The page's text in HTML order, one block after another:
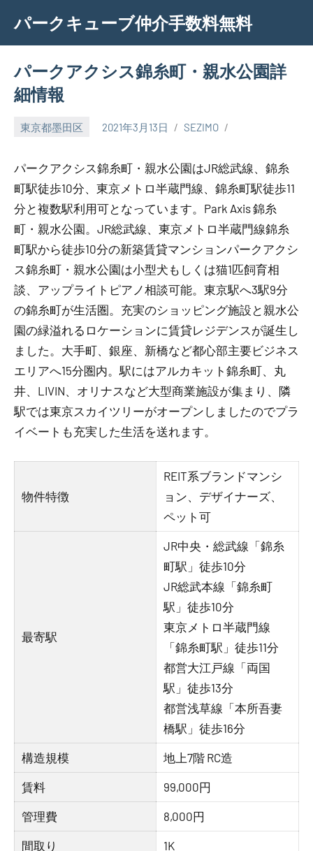
content
パークキューブ仲介手数料無料
パークアクシス錦糸町・親水公園詳
細情報
東京都墨田区 2021年3月13日 SEZIMO
パークアクシス錦糸町・親水公園はJR総武線、錦糸
町駅徒歩10分、東京メトロ半蔵門線、錦糸町駅徒歩11
分と複数駅利用可となっています。Park Axis 錦糸
町・親水公園。JR総武線、東京メトロ半蔵門線錦糸
町駅から徒歩10分の新築賃貸マンションパークアクシ
ス錦糸町・親水公園は小型犬もしくは猫1匹飼育相
談、アップライトピアノ相談可能。東京駅へ3駅9分
の錦糸町が生活圏。充実のショッピング施設と親水公
園の緑溢れるロケーションに賃貸レジデンスが誕生し
ました。大手町、銀座、新橋など都心部主要ビジネス
エリアへ15分圏内。駅にはアルカキット錦糸町、丸
井、LIVIN、オリナスなど大型商業施設が集まり、隣
駅では東京スカイツリーがオープンしましたのでプラ
イベートも充実した生活を送れます。
物件特徴
REIT系ブランドマンシ
ョン、デザイナーズ、
ペット可
最寄駅
JR中央・総武線「錦糸
町駅」徒歩10分
JR総武本線「錦糸町
駅」徒歩10分
東京メトロ半蔵門線
「錦糸町駅」徒歩11分
都営大江戸線「両国
駅」徒歩13分
都営浅草線「本所吾妻
橋駅」徒歩16分
構造規模 地上7階 RC造
賃料 99,000円
管理費 8,000円
間取り 1K